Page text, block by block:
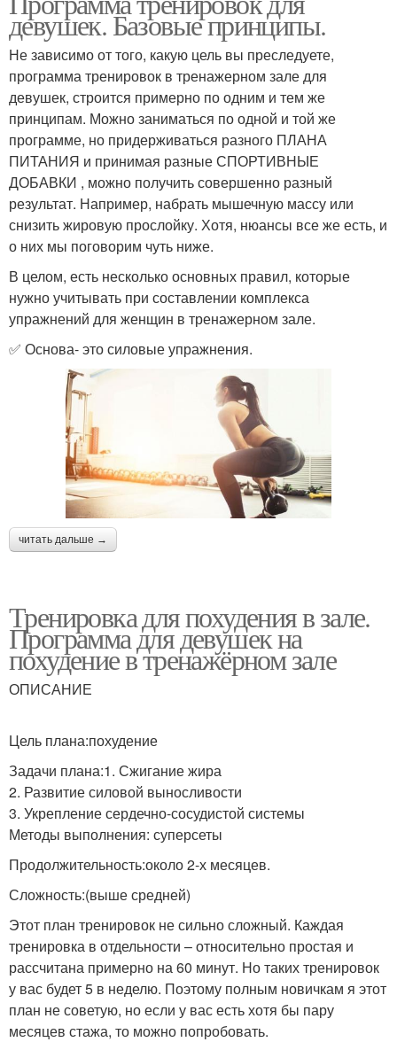
девушек. Базовые принципы.
Не зависимо от того, какую цель вы преследуете,
программа тренировок в тренажерном зале для
девушек, строится примерно по одним и тем же
принципам. Можно заниматься по одной и той же
программе, но придерживаться разного ПЛАНА
ПИТАНИЯ и принимая разные СПОРТИВНЫЕ
ДОБАВКИ , можно получить совершенно разный
результат. Например, набрать мышечную массу или
снизить жировую прослойку. Хотя, нюансы все же есть, и
о них мы поговорим чуть ниже.
В целом, есть несколько основных правил, которые
нужно учитывать при составлении комплекса
упражнений для женщин в тренажерном зале.
✅ Основа- это силовые упражнения.
читать дальше →
Тренировка для похудения в зале.
Программа для девушек на
похудение в тренажёрном зале
ОПИСАНИЕ
Цель плана:похудение
Задачи плана:1. Сжигание жира
2. Развитие силовой выносливости
3. Укрепление сердечно-сосудистой системы
Методы выполнения: суперсеты
Продолжительность:около 2-х месяцев.
Сложность:(выше средней)
Этот план тренировок не сильно сложный. Каждая
тренировка в отдельности – относительно простая и
рассчитана примерно на 60 минут. Но таких тренировок
у вас будет 5 в неделю. Поэтому полным новичкам я этот
план не советую, но если у вас есть хотя бы пару
месяцев стажа, то можно попробовать.